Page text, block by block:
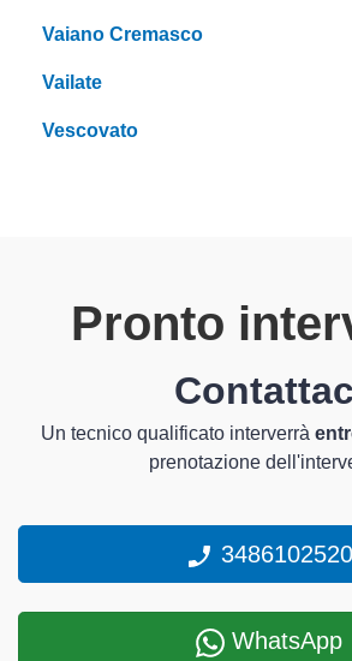
Vaiano Cremasco
Vailate
Vescovato
Pronto
Un tecnico qualificato interverrà
prenotazione
3486102520
WhatsApp